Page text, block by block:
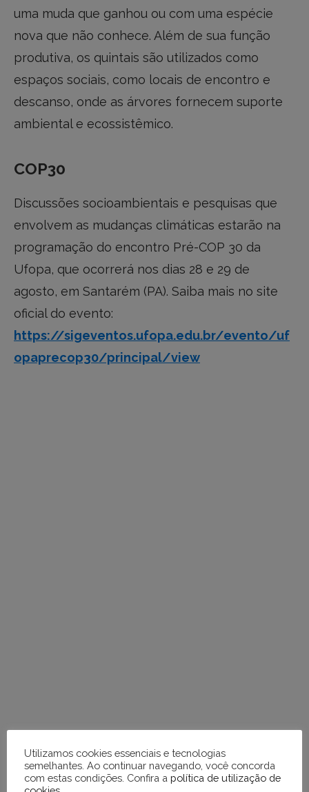
uma muda que ganhou ou com uma espécie
nova que não conhece. Além de sua função
produtiva, os quintais são utilizados como
espaços sociais, como locais de encontro e
descanso, onde as árvores fornecem suporte
ambiental e ecossistêmico.
COP30
Discussões socioambientais e pesquisas que
envolvem as mudanças climáticas estarão na
programação do encontro Pré-COP 30 da
Ufopa, que ocorrerá nos dias 28 e 29 de
agosto, em Santarém (PA). Saiba mais no site
oficial do evento:
https://sigeventos.ufopa.edu.br/evento/uf
opaprecop30/principal/view
Utilizamos cookies essenciais e tecnologias
semelhantes. Ao continuar navegando, você concorda
com estas condições. Confira a política de utilização de